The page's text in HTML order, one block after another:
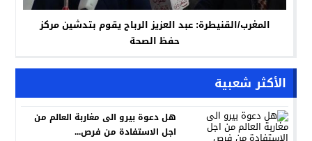
المغرب/القنيطرة: عبد العزيز الرباح يقوم بتدشين مركز
حفظ الصحة
الأكثر شعبية
هل دعوة بيرو الى مغاربة العالم من
اجل الاستفادة من فرص...